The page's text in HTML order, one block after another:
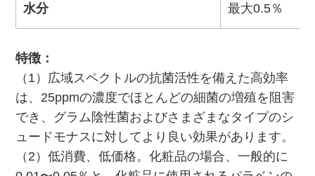
水分 最大0.5％
特徴：
（1）広域スペクトルの抗菌活性を備えた高効率
は、25ppmの濃度でほとんどの細菌の増殖を阻害
でき、グラム陰性菌およびさまざまなタイプのシ
ュードモナスに対してより良い効果があります。
（2）低消費、低価格。化粧品の場合、一般的に